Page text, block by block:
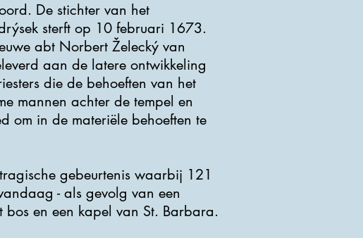
De stichter van het
sterft op 10 februari 1673.
abt Norbert Želecký van
aan de latere ontwikkeling
die de behoeften van het
mannen achter de tempel en
om in de materiële behoeften te
gebeurtenis waarbij 121
- als gevolg van een
en een kapel van St. Barbara.